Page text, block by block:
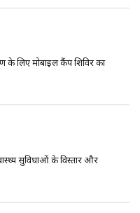
के लिए मोबाइल कैंप शिविर का
सुविधाओं के विस्तार और